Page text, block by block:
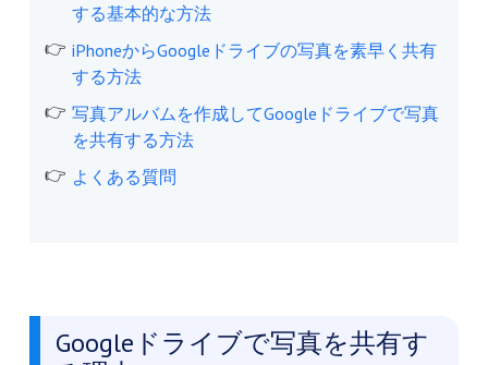
する基本的な方法
iPhoneからGoogleドライブの写真を素早く共有
する方法
写真アルバムを作成してGoogleドライブで写真
を共有する方法
よくある質問
Googleドライブで写真を共有す